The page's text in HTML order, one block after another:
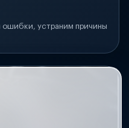
устраним причины